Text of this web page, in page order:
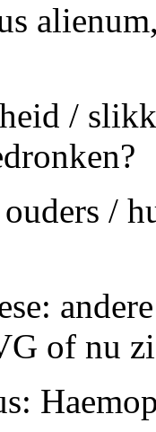
/
/
of nu